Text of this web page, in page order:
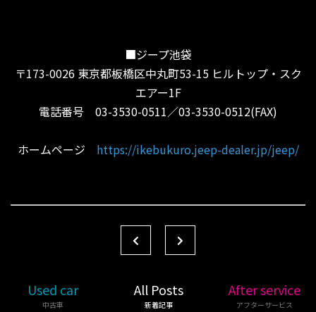
■ジープ池袋
〒173-0026 東京都板橋区中丸町53-15 ヒルトップ・スク
エアー1F
電話番号 03-3530-0511／03-3530-0512(FAX)
ホームページ https://ikebukuro.jeep-dealer.jp/jeep/
Used car
中古車
All Posts
新着記事
After service
アフターサービス